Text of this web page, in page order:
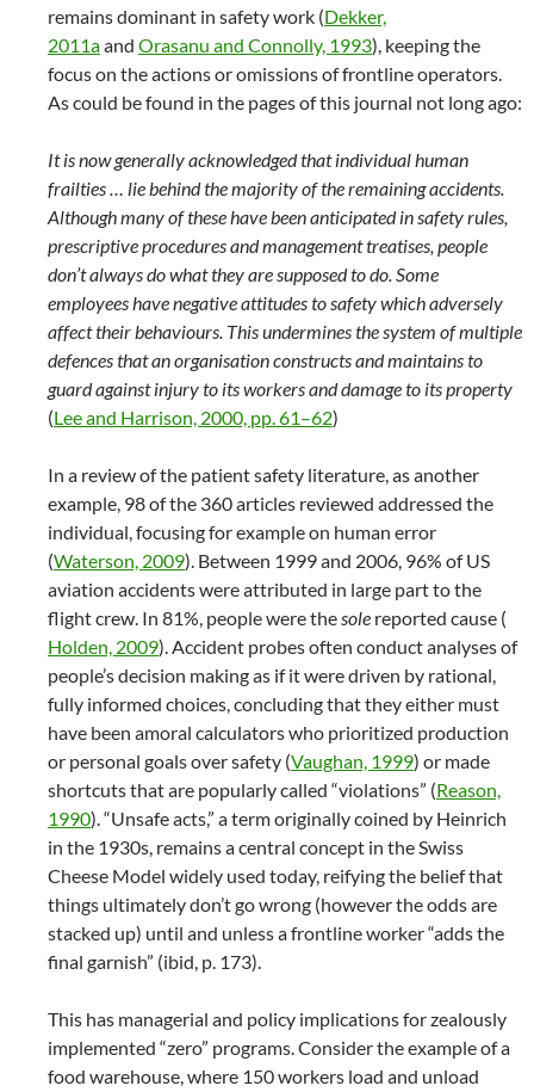
remains dominant in safety work (Dekker,
2011aand Orasanu and Connolly, 1993), keeping the
focus on the actions or omissions of frontline operators.
As could be found in the pages of this journal not long ago:
It is now generally acknowledged that individual human
frailties … lie behind the majority of the remaining accidents.
Although many of these have been anticipated in safety rules,
prescriptive procedures and management treatises, people
don’t always do what they are supposed to do. Some
employees have negative attitudes to safety which adversely
affect their behaviours. This undermines the system of multiple
defences that an organisation constructs and maintains to
guard against injury to its workers and damage to its property
(Lee and Harrison, 2000, pp. 61–62)
In a review of the patient safety literature, as another
example, 98 of the 360 articles reviewed addressed the
individual, focusing for example on human error
(Waterson, 2009). Between 1999 and 2006, 96% of US
aviation accidents were attributed in large part to the
flight crew. In 81%, people were thesole reported cause (
Holden, 2009). Accident probes often conduct analyses of
people’s decision making as if it were driven by rational,
fully informed choices, concluding that they either must
have been amoral calculators who prioritized production
or personal goals over safety (Vaughan, 1999) or made
shortcuts that are popularly called “violations” (Reason,
1990). “Unsafe acts,” a term originally coined by Heinrich
in the 1930s, remains a central concept in the Swiss
Cheese Model widely used today, reifying the belief that
things ultimately don’t go wrong (however the odds are
stacked up) until and unless a frontline worker “adds the
final garnish” (ibid, p. 173).
This has managerial and policy implications for zealously
implemented “zero” programs. Consider the example of a
food warehouse, where 150 workers load and unload